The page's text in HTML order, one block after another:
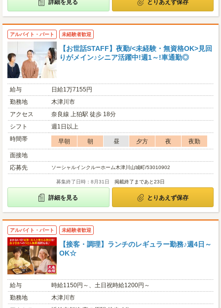
詳細を見る とりあえず保存
アルバイト・パート 未経験者歓迎
【お世話STAFF】夜勤/<未経験・無資格OK>見回
りがメイン♪シニア活躍中!週1～!車通勤◎
給与
日給1万7155円
勤務地
木津川市
アクセス
奈良線 上狛駅 徒歩 18分
シフト
週1日以上
時間帯
早朝 朝 昼 夕方 夜
夜勤
面接地
応募先
ソーシャルインクルーホーム木津川山城町/53010902
募集終了日時：8月31日 掲載終了まであと23日
詳細を見る とりあえず保存
アルバイト・パート 未経験者歓迎
【接客・調理】ランチのレギュラー勤務♪週4日～
OK☆
給与
時給1150円～、土日祝時給1200円～
勤務地
木津川市